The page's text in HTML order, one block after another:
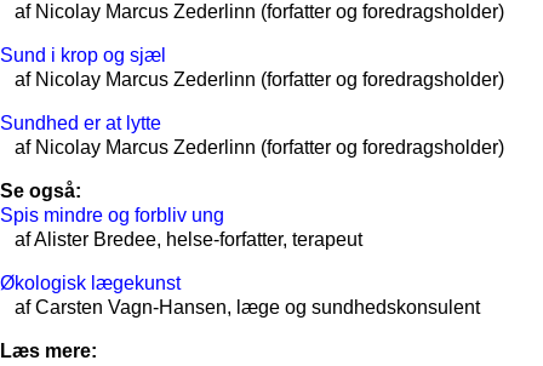
af Nicolay Marcus Zederlinn (forfatter og foredragsholder)
Sund i krop og sjæl
af Nicolay Marcus Zederlinn (forfatter og foredragsholder)
Sundhed er at lytte
af Nicolay Marcus Zederlinn (forfatter og foredragsholder)
Se også:
Spis mindre og forbliv ung
af Alister Bredee, helse-forfatter, terapeut
Økologisk lægekunst
af Carsten Vagn-Hansen, læge og sundhedskonsulent
Læs mere: